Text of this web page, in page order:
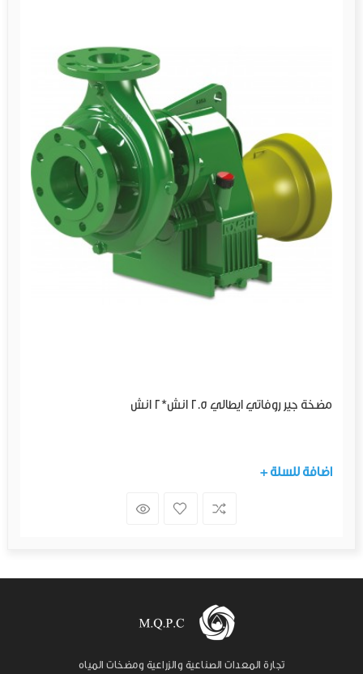
مضخة جير روفاتي ايطالي 2.5 انش*2 انش
+ اضافة للسلة
تجارة المعدات الصناعية والزراعية ومضخات المياه